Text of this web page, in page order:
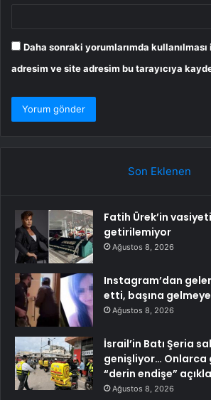
Daha sonraki yorumlarımda
adresim ve site adresim bu tarayıcıya
Son Eklenen
Fatih Ürek’in
getirilemiyor
Ağustos 8, 2026
Instagram’dan
etti, başına
Ağustos 8, 2026
İsrail’in Batı Şeria
genişliyor… Onlarca
“derin endişe”
Ağustos 8, 2026